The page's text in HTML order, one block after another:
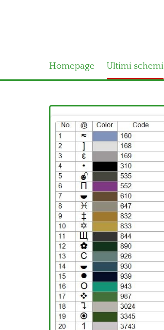
Homepage Ultimi schemi